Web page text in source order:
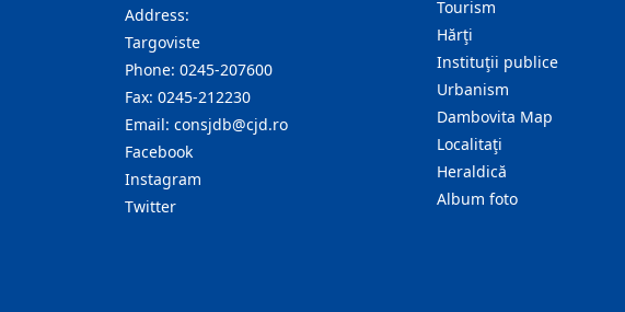
Address:
Targoviste
Phone: 0245-207600
Fax: 0245-212230
Email: consjdb@cjd.ro
Facebook
Instagram
Twitter
Tourism
Hărţi
Instituţii publice
Urbanism
Dambovita Map
Localitaţi
Heraldică
Album foto